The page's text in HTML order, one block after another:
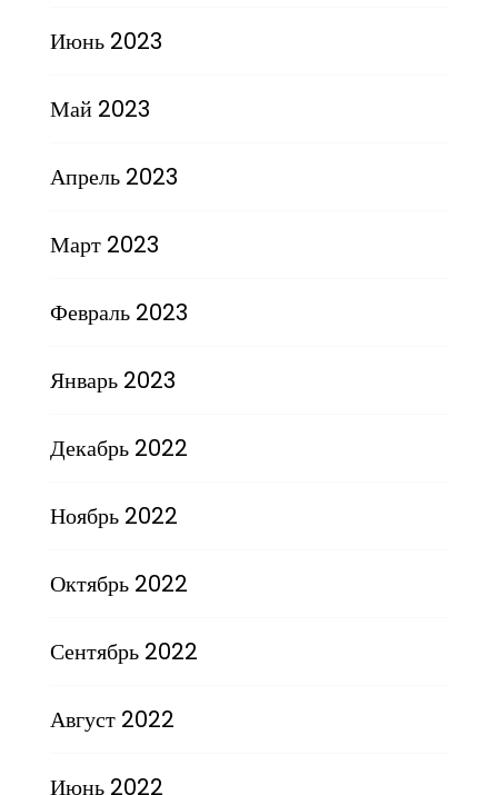
Июнь 2023
Май 2023
Апрель 2023
Март 2023
Февраль 2023
Январь 2023
Декабрь 2022
Ноябрь 2022
Октябрь 2022
Сентябрь 2022
Август 2022
Июнь 2022